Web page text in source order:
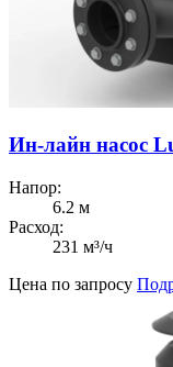
Ин-лайн насос
Напор:
6.2 м
Расход:
231 м³/ч
Цена по запросу